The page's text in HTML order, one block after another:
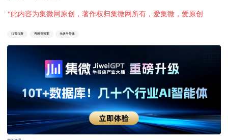
*此内容为集微网原创，著作权归集微网所有，爱集微，爱原创
拉普拉斯 再融资预案 光伏半导体